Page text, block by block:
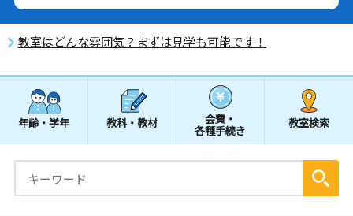
教室はどんな雰囲気？まずは見学も可能です！
年齢・学年 教科・教材 会費・
各種手続き
教室検索